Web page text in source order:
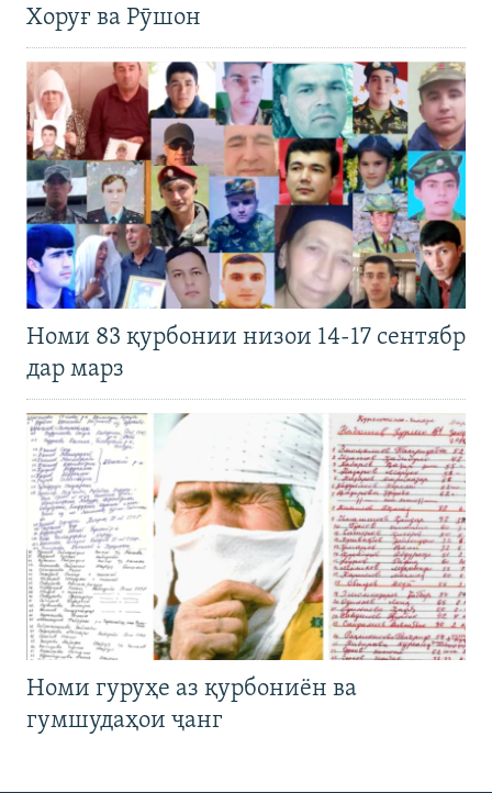
Хоруғ ва Рӯшон
Номи 83 қурбонии низои 14-17 сентябр
дар марз
Номи гуруҳе аз қурбониён ва
гумшудаҳои ҷанг